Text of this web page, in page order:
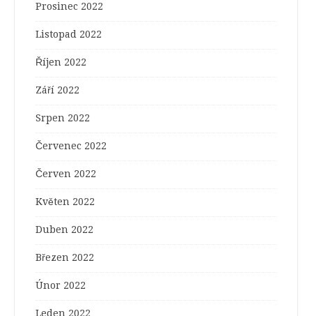
Prosinec 2022
Listopad 2022
Říjen 2022
Září 2022
Srpen 2022
Červenec 2022
Červen 2022
Květen 2022
Duben 2022
Březen 2022
Únor 2022
Leden 2022